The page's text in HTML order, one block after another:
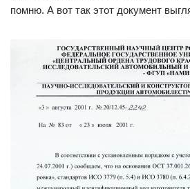
помню. А вот так этот документ